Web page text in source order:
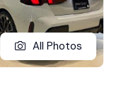
All Photos